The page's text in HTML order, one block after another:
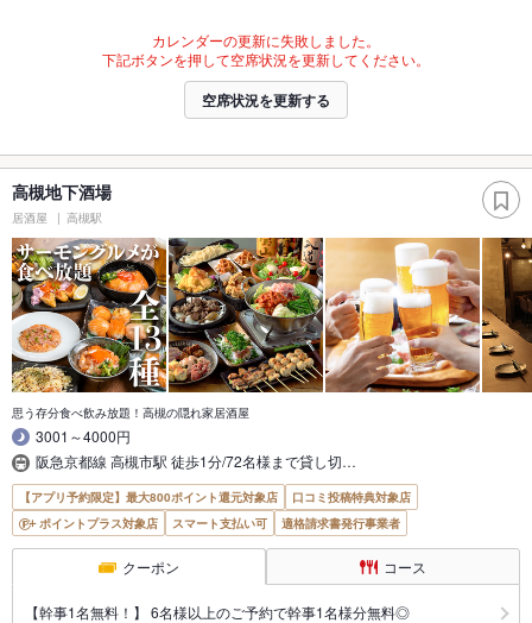
カレンダーの更新に失敗しました。
下記ボタンを押して空席状況を更新してください。
空席状況を更新する
高槻地下酒場
居酒屋 高槻駅
思う存分食べ飲み放題！高槻の隠れ家居酒屋
3001～4000円
阪急京都線 高槻市駅 徒歩1分/72名様まで貸し切…
【アプリ予約限定】最大800ポイント還元対象店
口コミ投稿特典対象店
ポイントプラス対象店
スマート支払い可 適格請求書発行事業者
クーポン コース
【幹事1名無料！】 6名様以上のご予約で幹事1名様分無料◎